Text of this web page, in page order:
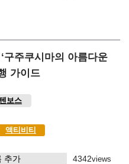
구주쿠시마의 아름다운
가이드
보스
액티비티
추가 4342views